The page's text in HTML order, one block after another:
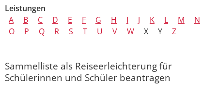
Leistungen
A
B C D E F G H I J K L M
N
O
P Q R S T U V W X Y Z
Sammelliste als Reiseerleichterung für
Schülerinnen und Schüler beantragen